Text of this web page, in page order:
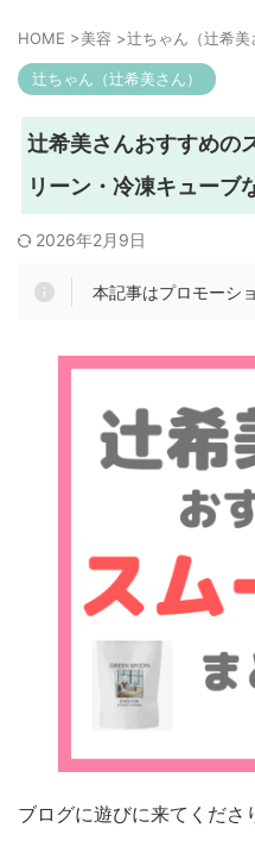
HOME >美容 >辻ちゃん（辻希美
辻ちゃん（辻希美さん）
辻希美さんおすすめの
リーン・冷凍キューブ
2026年2月9日
本記事はプロモーシ
ブログに遊びに来てくださ